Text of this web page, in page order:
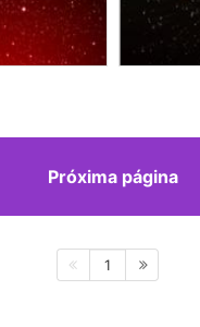
Próxima página
1